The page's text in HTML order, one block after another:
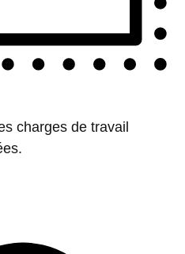
charges de travail